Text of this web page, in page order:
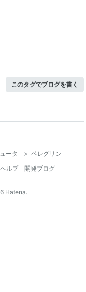
このタグでブログを書く
ータ > ペレグリン
ヘルプ
開発ブログ
Hatena.